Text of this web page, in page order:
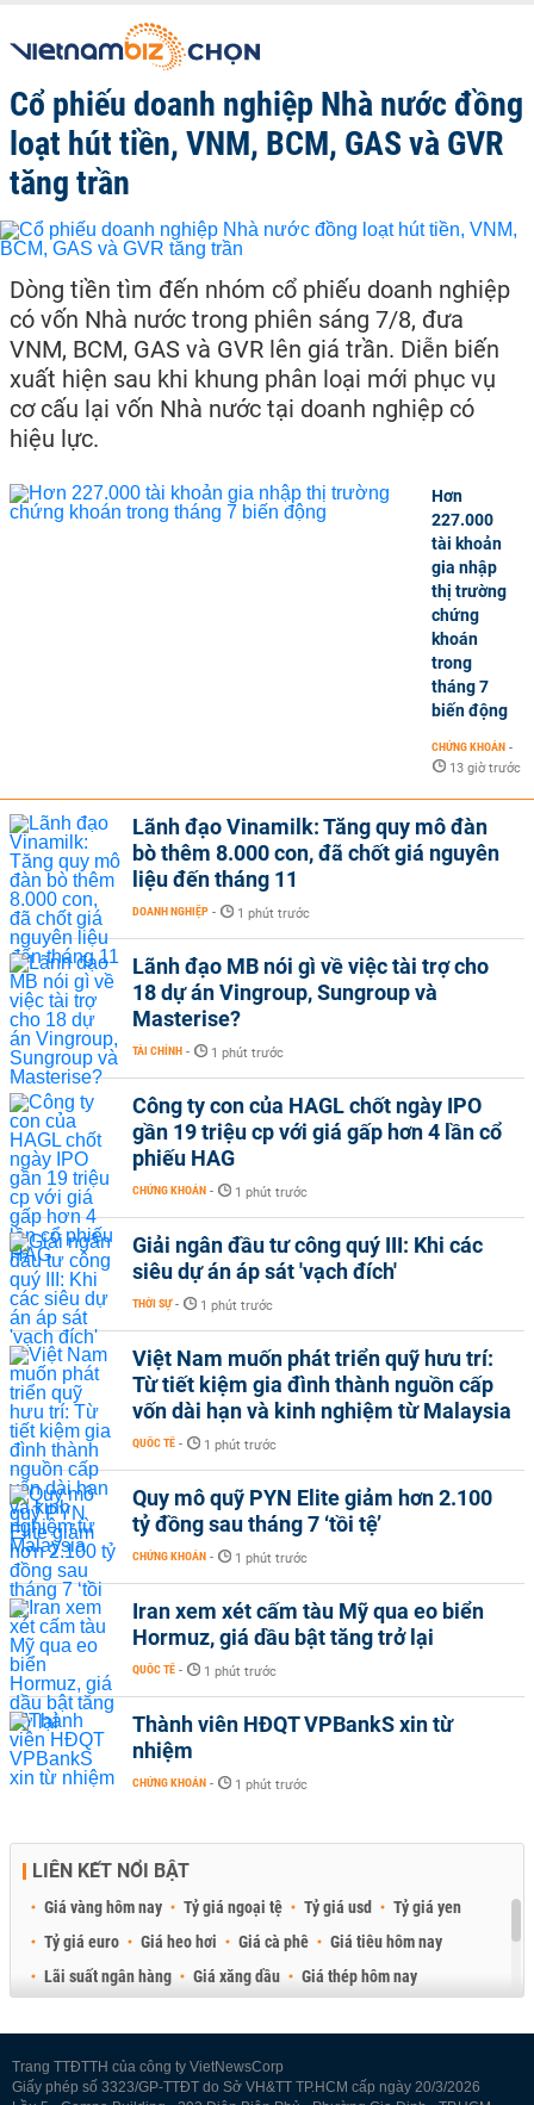
Cổ phiếu doanh nghiệp Nhà nước đồng
loạt hút tiền, VNM, BCM, GAS và GVR
tăng trần
Dòng tiền tìm đến nhóm cổ phiếu doanh nghiệp
có vốn Nhà nước trong phiên sáng 7/8, đưa
VNM, BCM, GAS và GVR lên giá trần. Diễn biến
xuất hiện sau khi khung phân loại mới phục vụ
cơ cấu lại vốn Nhà nước tại doanh nghiệp có
hiệu lực.
Hơn
227.000
tài khoản
gia nhập
thị trường
chứng
khoán
trong
tháng 7
biến động
CHỨNG KHOÁN -
13 giờ trước
Lãnh đạo Vinamilk: Tăng quy mô đàn
bò thêm 8.000 con, đã chốt giá nguyên
liệu đến tháng 11
DOANH NGHIỆP - 1 phút trước
Lãnh đạo MB nói gì về việc tài trợ cho
18 dự án Vingroup, Sungroup và
Masterise?
TÀI CHÍNH - 1 phút trước
Công ty con của HAGL chốt ngày IPO
gần 19 triệu cp với giá gấp hơn 4 lần cổ
phiếu HAG
CHỨNG KHOÁN - 1 phút trước
Giải ngân đầu tư công quý III: Khi các
siêu dự án áp sát 'vạch đích'
THỜI SỰ - 1 phút trước
Việt Nam muốn phát triển quỹ hưu trí:
Từ tiết kiệm gia đình thành nguồn cấp
vốn dài hạn và kinh nghiệm từ Malaysia
QUỐC TẾ - 1 phút trước
Quy mô quỹ PYN Elite giảm hơn 2.100
tỷ đồng sau tháng 7 ‘tồi tệ’
CHỨNG KHOÁN - 1 phút trước
Iran xem xét cấm tàu Mỹ qua eo biển
Hormuz, giá dầu bật tăng trở lại
QUỐC TẾ - 1 phút trước
Thành viên HĐQT VPBankS xin từ
nhiệm
CHỨNG KHOÁN - 1 phút trước
LIÊN KẾT NỔI BẬT
Giá vàng hôm nay Tỷ giá ngoại tệ Tỷ giá usd
Tỷ giá yen
Tỷ giá euro
Giá heo hơi Giá cà phê
Giá tiêu hôm nay
Lãi suất ngân hàng
Giá xăng dầu
Giá thép hôm nay
Trang TTĐTTH của công ty VietNewsCorp
Giấy phép số 3323/GP-TTĐT do Sở VH&TT TP.HCM cấp ngày 20/3/2026